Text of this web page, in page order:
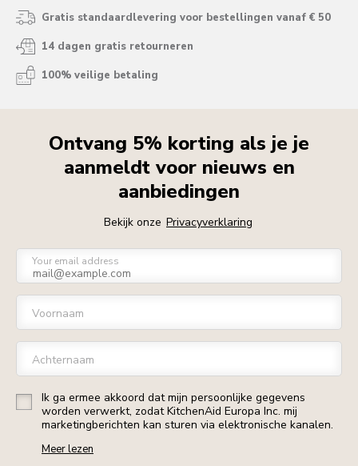
Gratis standaardlevering voor bestellingen vanaf € 50
14 dagen gratis retourneren
100% veilige betaling
Ontvang 5% korting als je je
aanmeldt voor nieuws en
aanbiedingen
Bekijk onze Privacyverklaring
Your email address
Voornaam
Achternaam
Ik ga ermee akkoord dat mijn persoonlijke gegevens
worden verwerkt, zodat KitchenAid Europa Inc. mij
marketingberichten kan sturen via elektronische kanalen.
Meer lezen